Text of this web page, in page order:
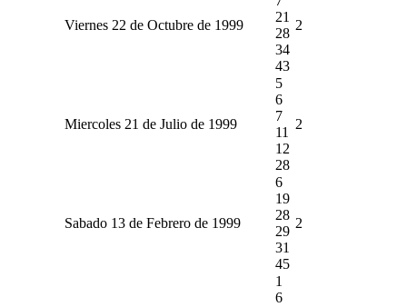
Viernes 22 de Octubre de 1999
21
28
34
43
2
Miercoles 21 de Julio de 1999
5
6
7
11
12
28
2
Sabado 13 de Febrero de 1999
6
19
28
29
31
45
2
1
6